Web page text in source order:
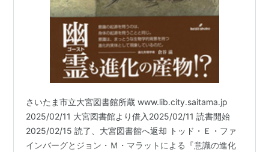
さいたま市立大宮図書館所蔵 www.lib.city.saitama.jp
2025/02/11 大宮図書館より借入2025/02/11 読書開始
2025/02/15 読了、大宮図書館へ返却 トッド・Ｅ・ファ
インバーグとジョン・Ｍ・マラットによる『意識の進化